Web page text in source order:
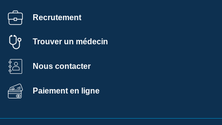
Recrutement
Trouver un médecin
Nous contacter
Paiement en ligne